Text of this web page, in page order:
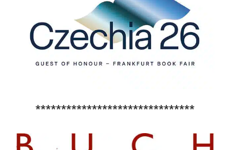
*******************************